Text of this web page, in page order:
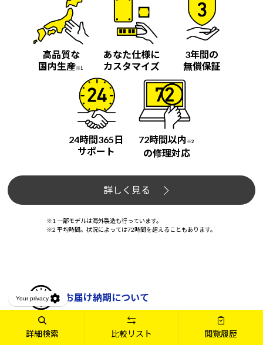
詳細検索 比較リスト 閲覧履歴
高品質な
国内生産※1
あなた仕様に
カスタマイズ
3年間の
無償保証
24時間365日
サポート
72時間以内 ※2
の修理対応
詳しく見る
※1 一部モデルは海外製造も行っています。
※2 平均時間。状況によっては72時間を超えることもあります。
お届け納期について
お届けまでの日数は3営業日～製品によって異なるた